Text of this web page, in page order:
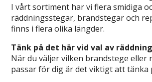
I vårt sortiment har vi flera smidiga
räddningsstegar, brandstegar och
finns i flera olika längder.
Tänk på det här vid val av
När du väljer vilken brandstege eller
passar för dig är det viktigt att tänka